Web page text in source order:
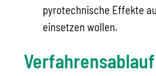
pyrotechnische Effekte
einsetzen wollen.
Verfahrensablauf